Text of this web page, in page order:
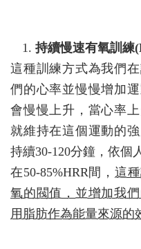
持續慢速有氧訓練
這種訓練方式為我們
們的心率並慢慢增加
會慢慢上升，當心率
就維持在這個運動的
持續30-120分鐘，依個
在50-85%HRR間， 這
氧的閥值，並增加我
用脂肪作為能量來源的